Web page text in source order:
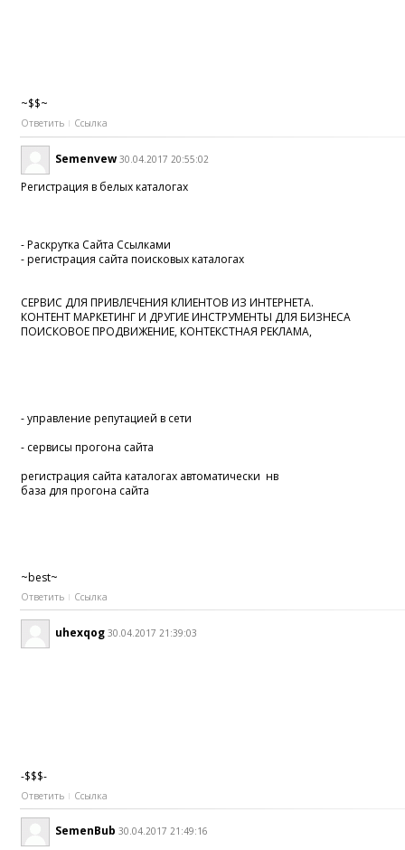
~$$~
Ответить Ссылка
Semenvew 30.04.2017 20:55:02
Регистрация в белых каталогах
- Раскрутка Сайта Ссылками
- регистрация сайта поисковых каталогах
СЕРВИС ДЛЯ ПРИВЛЕЧЕНИЯ КЛИЕНТОВ ИЗ ИНТЕРНЕТА.
КОНТЕНТ МАРКЕТИНГ И ДРУГИЕ ИНСТРУМЕНТЫ ДЛЯ БИЗНЕСА
ПОИСКОВОЕ ПРОДВИЖЕНИЕ, КОНТЕКСТНАЯ РЕКЛАМА,
- управление репутацией в сети
- сервисы прогона сайта
регистрация сайта каталогах автоматически нв
база для прогона сайта
~best~
Ответить Ссылка
uhexqog 30.04.2017 21:39:03
-$$$-
Ответить Ссылка
SemenBub 30.04.2017 21:49:16